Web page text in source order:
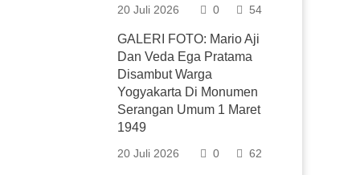
20 Juli 2026 0 54
GALERI FOTO: Mario Aji
Dan Veda Ega Pratama
Disambut Warga
Yogyakarta Di Monumen
Serangan Umum 1 Maret
1949
20 Juli 2026 0 62